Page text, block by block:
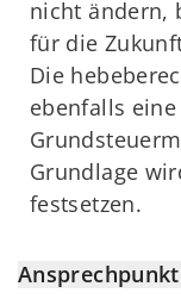
nicht ändern,
für die
Die
ebenfalls
Grundlage
festsetzen.
Ansprechpunkt